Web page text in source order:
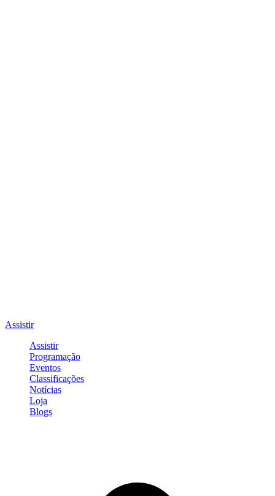
Assistir
Assistir
Programação
Eventos
Classificações
Notícias
Loja
Blogs